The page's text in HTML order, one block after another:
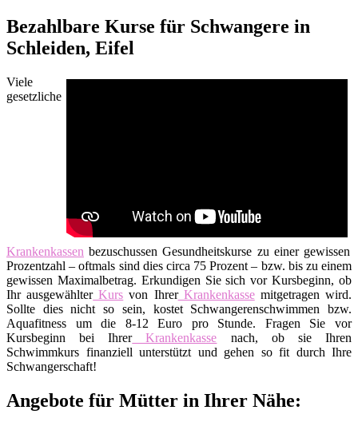
Bezahlbare Kurse für Schwangere in
Schleiden, Eifel
Viele
gesetzliche
Krankenkassen bezuschussen Gesundheitskurse zu einer gewissen
Prozentzahl – oftmals sind dies circa 75 Prozent – bzw. bis zu einem
gewissen Maximalbetrag. Erkundigen Sie sich vor Kursbeginn, ob
Ihr ausgewählterKurs von IhrerKrankenkassemitgetragen wird.
Sollte dies nicht so sein, kostet Schwangerenschwimmen bzw.
Aquafitness um die 8-12 Euro pro Stunde. Fragen Sie vor
Kursbeginn bei IhrerKrankenkasse nach, ob sie Ihren
Schwimmkurs finanziell unterstützt und gehen so fit durch Ihre
Schwangerschaft!
Angebote für Mütter in Ihrer Nähe: